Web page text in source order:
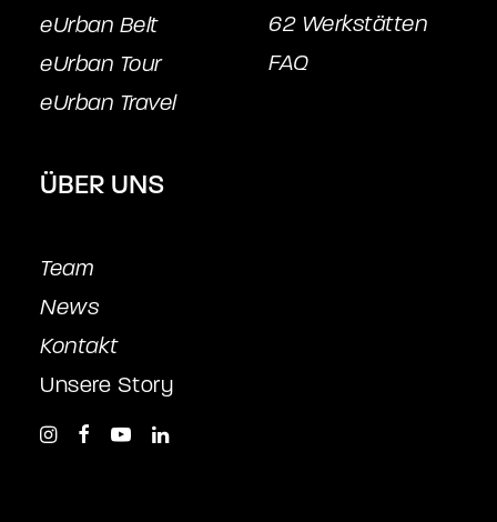
eUrban Belt
eUrban Tour
eUrban Travel
62 Werkstätten
FAQ
ÜBER UNS
Team
News
Kontakt
Unsere Story